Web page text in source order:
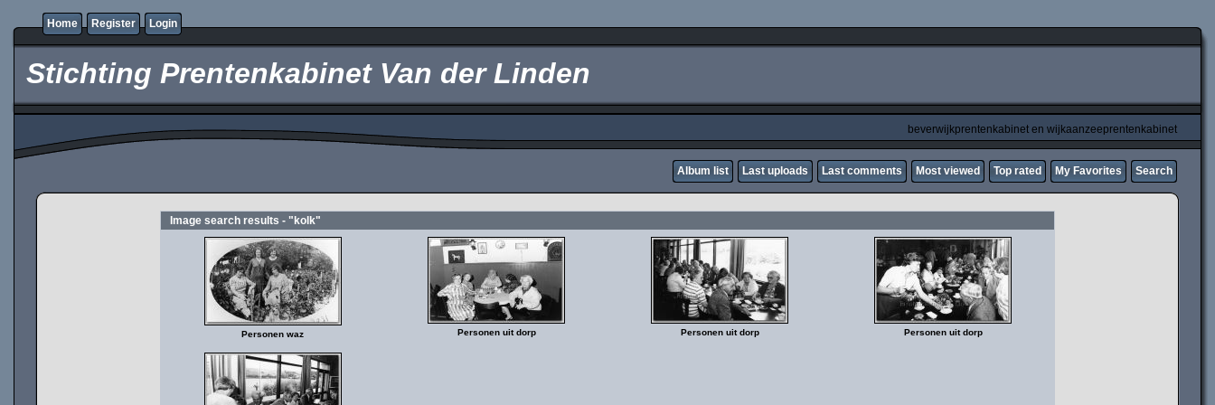
Home Register Login
Stichting Prentenkabinet Van der Linden
beverwijkprentenkabinet en wijkaanzeeprentenkabinet
Album list Last uploads Last comments Most viewed Top rated My Favorites Search
Image search results - "kolk"
Personen waz Personen uit dorp Personen uit dorp Personen uit dorp